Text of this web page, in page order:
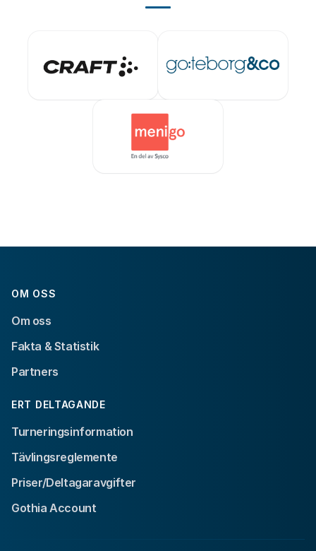
OM OSS
Om oss
Fakta & Statistik
Partners
ERT DELTAGANDE
Turneringsinformation
Tävlingsreglemente
Priser/Deltagaravgifter
Gothia Account